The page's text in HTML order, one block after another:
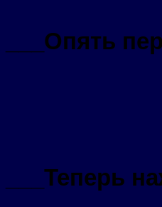
___Опять
___Теперь